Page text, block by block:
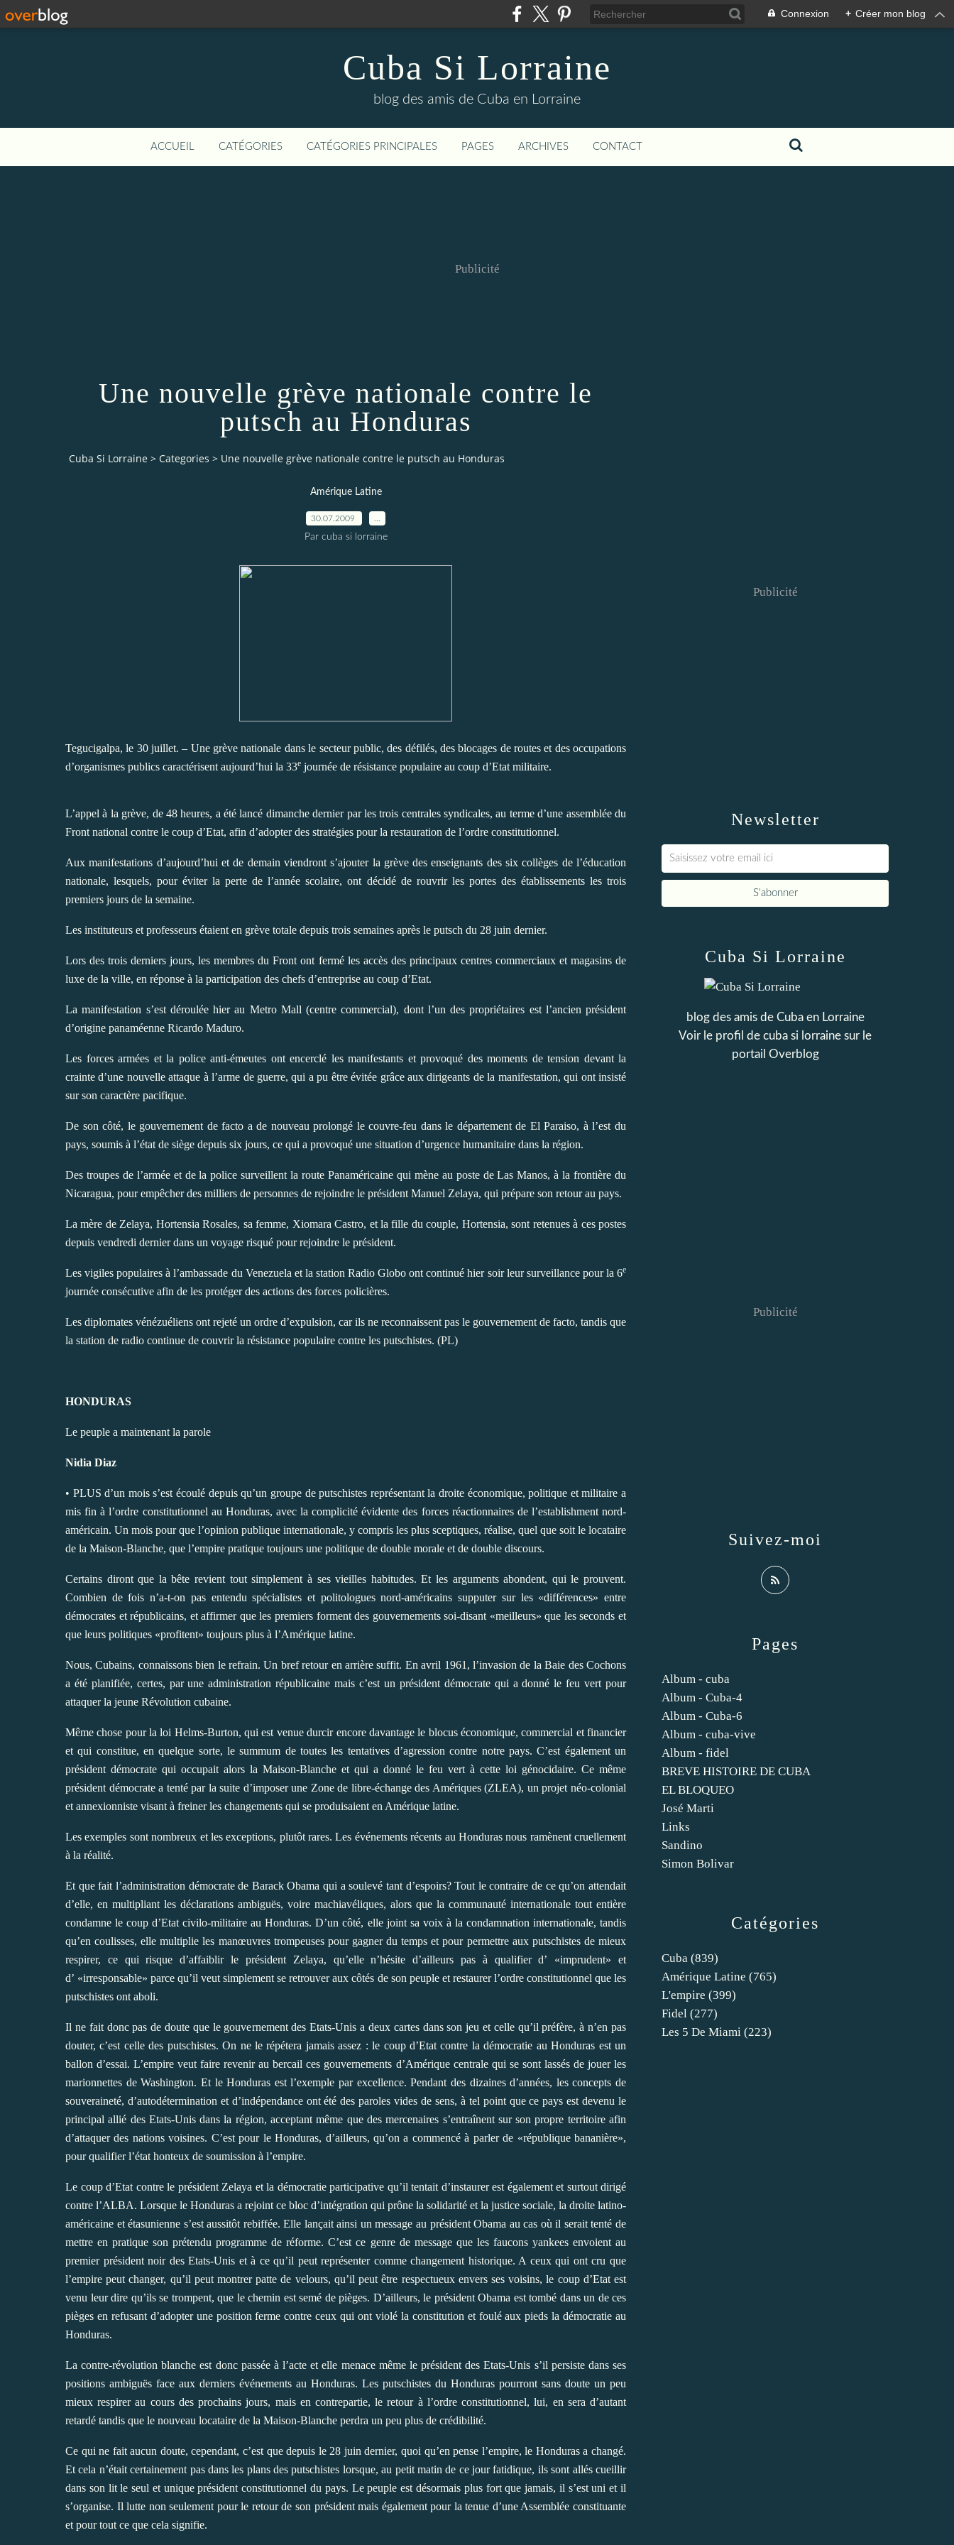
Connexion + Créer mon blog
Cuba Si Lorraine
blog des amis de Cuba en Lorraine
ACCUEIL CATÉGORIES CATÉGORIES PRINCIPALES PAGES ARCHIVES CONTACT
Publicité
Une nouvelle grève nationale contre le
putsch au Honduras
Cuba Si Lorraine > Categories > Une nouvelle grève nationale contre le putsch au Honduras
Amérique Latine
30.07.2009
Par cuba si lorraine
Tegucigalpa, le 30 juillet. – Une grève nationale dans le secteur public, des défilés, des blocages de routes et des occupations
d’organismes publics caractérisent aujourd’hui la 33e journée de résistance populaire au coup d’Etat militaire.
L’appel à la grève, de 48 heures, a été lancé dimanche dernier par les trois centrales syndicales, au terme d’une assemblée du
Front national contre le coup d’Etat, afin d’adopter des stratégies pour la restauration de l’ordre constitutionnel.
Aux manifestations d’aujourd’hui et de demain viendront s’ajouter la grève des enseignants des six collèges de l’éducation
nationale, lesquels, pour éviter la perte de l’année scolaire, ont décidé de rouvrir les portes des établissements les trois
premiers jours de la semaine.
Les instituteurs et professeurs étaient en grève totale depuis trois semaines après le putsch du 28 juin dernier.
Lors des trois derniers jours, les membres du Front ont fermé les accès des principaux centres commerciaux et magasins de
luxe de la ville, en réponse à la participation des chefs d’entreprise au coup d’Etat.
La manifestation s’est déroulée hier au Metro Mall (centre commercial), dont l’un des propriétaires est l’ancien président
d’origine panaméenne Ricardo Maduro.
Les forces armées et la police anti-émeutes ont encerclé les manifestants et provoqué des moments de tension devant la
crainte d’une nouvelle attaque à l’arme de guerre, qui a pu être évitée grâce aux dirigeants de la manifestation, qui ont insisté
sur son caractère pacifique.
De son côté, le gouvernement de facto a de nouveau prolongé le couvre-feu dans le département de El Paraiso, à l’est du
pays, soumis à l’état de siège depuis six jours, ce qui a provoqué une situation d’urgence humanitaire dans la région.
Des troupes de l’armée et de la police surveillent la route Panaméricaine qui mène au poste de Las Manos, à la frontière du
Nicaragua, pour empêcher des milliers de personnes de rejoindre le président Manuel Zelaya, qui prépare son retour au pays.
La mère de Zelaya, Hortensia Rosales, sa femme, Xiomara Castro, et la fille du couple, Hortensia, sont retenues à ces postes
depuis vendredi dernier dans un voyage risqué pour rejoindre le président.
Les vigiles populaires à l’ambassade du Venezuela et la station Radio Globo ont continué hier soir leur surveillance pour la 6e
journée consécutive afin de les protéger des actions des forces policières.
Les diplomates vénézuéliens ont rejeté un ordre d’expulsion, car ils ne reconnaissent pas le gouvernement de facto, tandis que
la station de radio continue de couvrir la résistance populaire contre les putschistes. (PL)
HONDURAS
Le peuple a maintenant la parole
Nidia Diaz
• PLUS d’un mois s’est écoulé depuis qu’un groupe de putschistes représentant la droite économique, politique et militaire a
mis fin à l’ordre constitutionnel au Honduras, avec la complicité évidente des forces réactionnaires de l’establishment nord-
américain. Un mois pour que l’opinion publique internationale, y compris les plus sceptiques, réalise, quel que soit le locataire
de la Maison-Blanche, que l’empire pratique toujours une politique de double morale et de double discours.
Certains diront que la bête revient tout simplement à ses vieilles habitudes. Et les arguments abondent, qui le prouvent.
Combien de fois n’a-t-on pas entendu spécialistes et politologues nord-américains supputer sur les «différences» entre
démocrates et républicains, et affirmer que les premiers forment des gouvernements soi-disant «meilleurs» que les seconds et
que leurs politiques «profitent» toujours plus à l’Amérique latine.
Nous, Cubains, connaissons bien le refrain. Un bref retour en arrière suffit. En avril 1961, l’invasion de la Baie des Cochons
a été planifiée, certes, par une administration républicaine mais c’est un président démocrate qui a donné le feu vert pour
attaquer la jeune Révolution cubaine.
Même chose pour la loi Helms-Burton, qui est venue durcir encore davantage le blocus économique, commercial et financier
et qui constitue, en quelque sorte, le summum de toutes les tentatives d’agression contre notre pays. C’est également un
président démocrate qui occupait alors la Maison-Blanche et qui a donné le feu vert à cette loi génocidaire. Ce même
président démocrate a tenté par la suite d’imposer une Zone de libre-échange des Amériques (ZLEA), un projet néo-colonial
et annexionniste visant à freiner les changements qui se produisaient en Amérique latine.
Les exemples sont nombreux et les exceptions, plutôt rares. Les événements récents au Honduras nous ramènent cruellement
à la réalité.
Et que fait l’administration démocrate de Barack Obama qui a soulevé tant d’espoirs? Tout le contraire de ce qu’on attendait
d’elle, en multipliant les déclarations ambiguës, voire machiavéliques, alors que la communauté internationale tout entière
condamne le coup d’Etat civilo-militaire au Honduras. D’un côté, elle joint sa voix à la condamnation internationale, tandis
qu’en coulisses, elle multiplie les manœuvres trompeuses pour gagner du temps et pour permettre aux putschistes de mieux
respirer, ce qui risque d’affaiblir le président Zelaya, qu’elle n’hésite d’ailleurs pas à qualifier d’ «imprudent» et
d’ «irresponsable» parce qu’il veut simplement se retrouver aux côtés de son peuple et restaurer l’ordre constitutionnel que les
putschistes ont aboli.
Il ne fait donc pas de doute que le gouvernement des Etats-Unis a deux cartes dans son jeu et celle qu’il préfère, à n’en pas
douter, c’est celle des putschistes. On ne le répétera jamais assez : le coup d’Etat contre la démocratie au Honduras est un
ballon d’essai. L’empire veut faire revenir au bercail ces gouvernements d’Amérique centrale qui se sont lassés de jouer les
marionnettes de Washington. Et le Honduras est l’exemple par excellence. Pendant des dizaines d’années, les concepts de
souveraineté, d’autodétermination et d’indépendance ont été des paroles vides de sens, à tel point que ce pays est devenu le
principal allié des Etats-Unis dans la région, acceptant même que des mercenaires s’entraînent sur son propre territoire afin
d’attaquer des nations voisines. C’est pour le Honduras, d’ailleurs, qu’on a commencé à parler de «république bananière»,
pour qualifier l’état honteux de soumission à l’empire.
Le coup d’Etat contre le président Zelaya et la démocratie participative qu’il tentait d’instaurer est également et surtout dirigé
contre l’ALBA. Lorsque le Honduras a rejoint ce bloc d’intégration qui prône la solidarité et la justice sociale, la droite latino-
américaine et étasunienne s’est aussitôt rebiffée. Elle lançait ainsi un message au président Obama au cas où il serait tenté de
mettre en pratique son prétendu programme de réforme. C’est ce genre de message que les faucons yankees envoient au
premier président noir des Etats-Unis et à ce qu’il peut représenter comme changement historique. A ceux qui ont cru que
l’empire peut changer, qu’il peut montrer patte de velours, qu’il peut être respectueux envers ses voisins, le coup d’Etat est
venu leur dire qu’ils se trompent, que le chemin est semé de pièges. D’ailleurs, le président Obama est tombé dans un de ces
pièges en refusant d’adopter une position ferme contre ceux qui ont violé la constitution et foulé aux pieds la démocratie au
Honduras.
La contre-révolution blanche est donc passée à l’acte et elle menace même le président des Etats-Unis s’il persiste dans ses
positions ambiguës face aux derniers événements au Honduras. Les putschistes du Honduras pourront sans doute un peu
mieux respirer au cours des prochains jours, mais en contrepartie, le retour à l’ordre constitutionnel, lui, en sera d’autant
retardé tandis que le nouveau locataire de la Maison-Blanche perdra un peu plus de crédibilité.
Ce qui ne fait aucun doute, cependant, c’est que depuis le 28 juin dernier, quoi qu’en pense l’empire, le Honduras a changé.
Et cela n’était certainement pas dans les plans des putschistes lorsque, au petit matin de ce jour fatidique, ils sont allés cueillir
dans son lit le seul et unique président constitutionnel du pays. Le peuple est désormais plus fort que jamais, il s’est uni et il
s’organise. Il lutte non seulement pour le retour de son président mais également pour la tenue d’une Assemblée constituante
et pour tout ce que cela signifie.
Newsletter
Publicité
Catégories
Cuba (839)
Amérique Latine (765)
L'empire (399)
Fidel (277)
Les 5 De Miami (223)
Pages
Album - cuba
Album - Cuba-4
Album - Cuba-6
Album - cuba-vive
Album - fidel
BREVE HISTOIRE DE CUBA
EL BLOQUEO
José Marti
Links
Sandino
Simon Bolivar
Cuba Si Lorraine
blog des amis de Cuba en Lorraine
Voir le profil de cuba si lorraine sur le
portail Overblog
Suivez-moi
Publicité